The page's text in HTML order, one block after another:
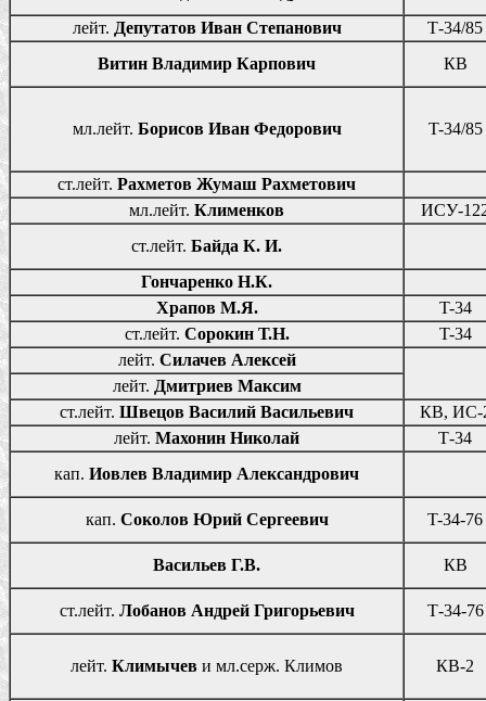
лейт. Депутатов Иван Степанович
Т-34/85
Витин Владимир Карпович
КВ
мл.лейт. Борисов Иван Федорович T-34/85
ст.лейт. Рахметов Жумаш Рахметович
мл.лейт. Клименков
ИСУ-
ст.лейт. Байда К. И.
Гончаренко Н.К.
Храпов М.Я.
T-34
ст.лейт. Сорокин Т.Н.
T-34
лейт. Силачев Алексей
лейт. Дмитриев Максим
ст.лейт. Швецов Василий Васильевич
КВ, ИС-
лейт. Махонин Николай
Т-34
кап. Иовлев Владимир Александрович
кап. Соколов Юрий Сергеевич T-34-76
Васильев Г.В. КВ
ст.лейт. Лобанов Андрей Григорьевич Т-34-76
лейт. Климычев и мл.серж. Климов КВ-2